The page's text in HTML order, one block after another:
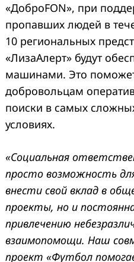
«ДоброFON», при
пропавших людей в
10 региональных
«ЛизаАлерт» будут
машинами. Это
добровольцам
поиски в самых
условиях.
«Социальная
просто возможность
внести свой вклад в
проекты, но и
привлечению
взаимопомощи. Наш
проект «Футбол